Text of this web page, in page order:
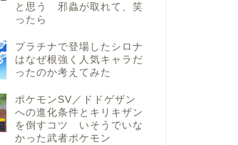
と思う 邪蟲が取れて、笑
ったら
プラチナで登場したシロナ
はなぜ根強く人気キャラだ
ったのか考えてみた
ポケモンSV／ドドゲザン
への進化条件とキリキザン
を倒すコツ いそうでいな
かった武者ポケモン